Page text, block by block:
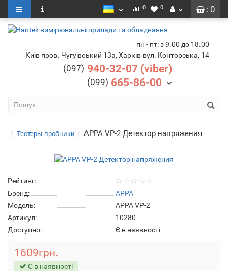
: 0
0 0
пн - пт: з 9.00 до 18.00
Київ пров. Чугуївський 13а, Харків вул. Конторська, 14
(097) 940-32-07 (viber)
(099) 665-86-00
Тестеры-пробники APPA VP-2 Детектор напряжения
Рейтинг:
Бренд:
APPA
Модель:
APPA VP-2
Артикул:
10280
Доступно:
Є в наявності
1609грн.
Є в наявності